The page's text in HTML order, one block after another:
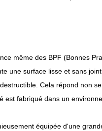
même des BPF (Bonnes
une surface lisse et sans
Cela répond non
fabriqué dans un
équipée d'une